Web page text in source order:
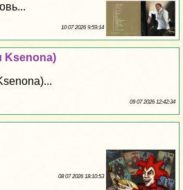
10 07 2026 9:59:14
Ksenona)
09 07 2026 12:42:34
08 07 2026 18:10:53